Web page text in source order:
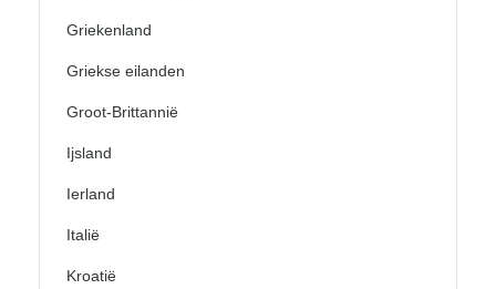
Griekenland
Griekse eilanden
Groot-Brittannië
Ijsland
Ierland
Italië
Kroatië